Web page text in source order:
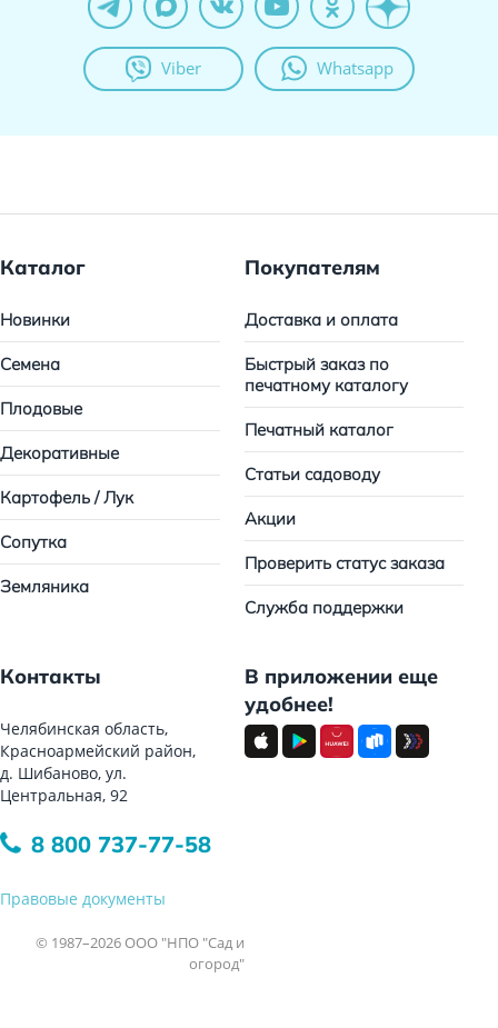
Viber Whatsapp
Каталог
Новинки
Семена
Плодовые
Декоративные
Картофель / Лук
Сопутка
Земляника
Покупателям
Доставка и оплата
Быстрый заказ по
печатному каталогу
Печатный каталог
Статьи садоводу
Акции
Проверить статус заказа
Служба поддержки
Контакты
Челябинская область,
Красноармейский район,
д. Шибаново, ул.
Центральная, 92
8 800 737-77-58
Правовые документы
© 1987–2026 ООО "НПО "Сад и
огород"
В приложении еще
удобнее!